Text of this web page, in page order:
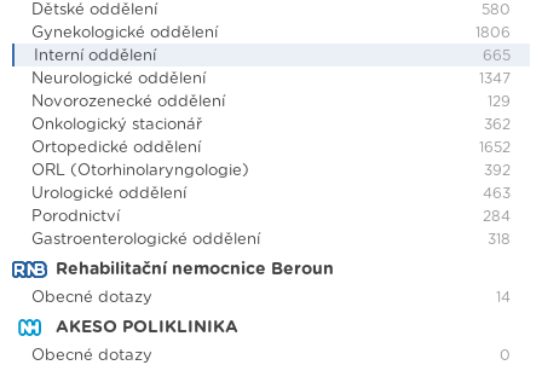
Dětské oddělení 580
Gynekologické oddělení 1806
Interní oddělení 665
Neurologické oddělení 1347
Novorozenecké oddělení 129
Onkologický stacionář 362
Ortopedické oddělení 1652
ORL (Otorhinolaryngologie) 392
Urologické oddělení 463
Porodnictví 284
Gastroenterologické oddělení 318
Rehabilitační nemocnice Beroun
Obecné dotazy 14
AKESO POLIKLINIKA
Obecné dotazy 0